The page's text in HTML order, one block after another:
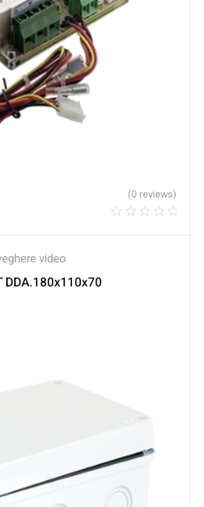
(0 reviews)
video
DDA.180x110x70